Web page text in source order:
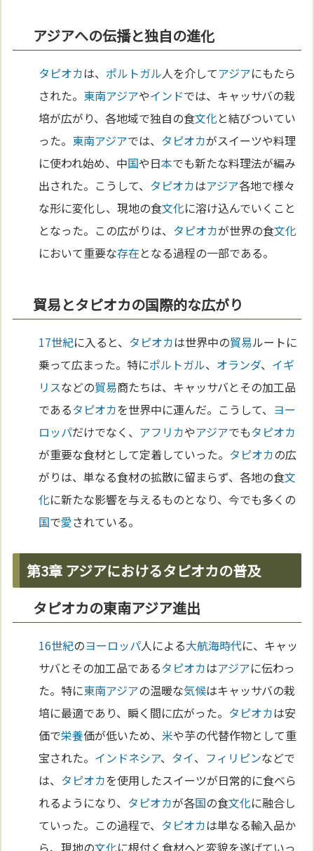
アジアへの伝播と独自の進化
タピオカは、 ポルトガル人を介してアジアにもたら
された。 東南アジアやインドでは、キャッサバの栽
培が広がり、各地域で独自の食文化と結びついてい
った。 東南アジアでは、 タピオカがスイーツや料理
に使われ始め、中国や日本でも新たな料理法が編み
出された。こうして、 タピオカはアジア各地で様々
な形に変化し、現地の食文化に溶け込んでいくこと
となった。この広がりは、 タピオカが世界の食文化
において重要な存在となる過程の一部である。
貿易とタピオカの国際的な広がり
17世紀に入ると、 タピオカは世界中の貿易ルートに
乗って広まった。特にポルトガル、 オランダ、 イギ
リスなどの貿易商たちは、キャッサバとその加工品
であるタピオカを世界中に運んだ。こうして、 ヨー
ロッパだけでなく、 アフリカやアジアでもタピオカ
が重要な食材として定着していった。 タピオカの広
がりは、単なる食材の拡散に留まらず、各地の食文
化に新たな影響を与えるものとなり、今でも多くの
国で愛されている。
第3章 アジアにおけるタピオカの普及
タピオカの東南アジア進出
16世紀のヨーロッパ人による大航海時代に、キャッ
サバとその加工品であるタピオカはアジアに伝わっ
た。特に東南アジアの温暖な気候はキャッサバの栽
培に最適であり、瞬く間に広がった。 タピオカは安
価で栄養価が低いため、米や芋の代替作物として重
宝された。 インドネシア、 タイ、 フィリピンなどで
は、 タピオカを使用したスイーツが日常的に食べら
れるようになり、 タピオカが各国の食文化に融合し
ていった。この過程で、 タピオカは単なる輸入品か
ら、現地の文化に根付く食材へと変貌を遂げていっ